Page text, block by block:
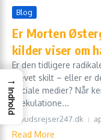
Blog
Er Morten
kilder viser om
Er den tidligere
blevet skilt – eller er
sociale medier? Når
spekulatione...
Afbudsrejser247.dk
Read More
→
Indhold